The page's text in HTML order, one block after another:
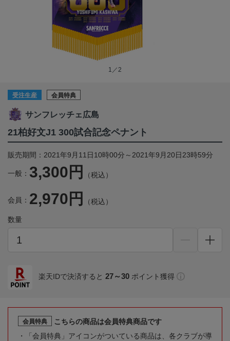
1／2
受注生産 会員特典
サンフレッチェ広島
21柏好文J1 300試合記念ペナント
販売期間：2021年9月11日10時00分～2021年9月20日23時59分
一般： 3,300円 （税込）
会員： 2,970円 （税込）
数量
楽天IDで決済すると 27～30 ポイント獲得
会員特典
こちらの商品は会員特典商品です
「会員特典」アイコンがついている商品は、各クラブが導